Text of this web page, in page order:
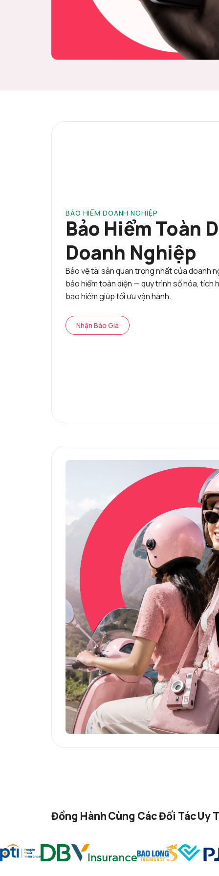
BẢO HIỂM DOANH NGHIỆP
Bảo Hiểm Toàn
Doanh Nghiệp
Bảo vệ tài sản quan trọng nhất của doanh
bảo hiểm toàn diện — quy trình số hóa, tích
bảo hiểm giúp tối ưu vận hành.
Nhận Báo Giá
Đồng Hành Cùng Các Đối Tác Uy